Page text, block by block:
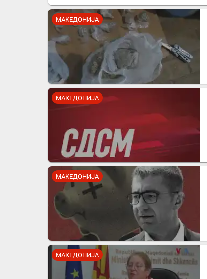
МАКЕДОНИЈА
МАКЕДОНИЈА
МАКЕДОНИЈА
МАКЕДОНИЈА